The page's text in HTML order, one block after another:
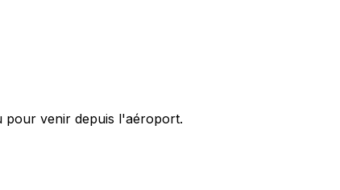
pour venir depuis l'aéroport.